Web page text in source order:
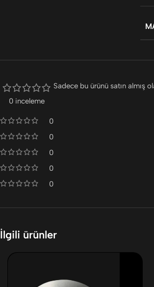
0 inceleme
0
0
0
0
0
Sadece bu ürünü satın almış
İlgili ürünler